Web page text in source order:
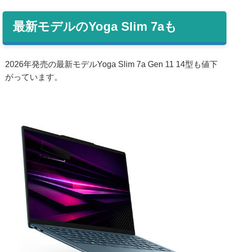
最新モデルのYoga Slim 7aも
2026年発売の最新モデルYoga Slim 7a Gen 11 14型も値下
がっています。